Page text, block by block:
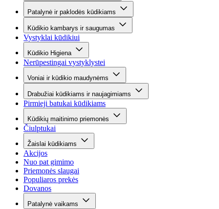
Patalynė ir paklodės kūdikiams
Kūdikio kambarys ir saugumas
Vystyklai kūdikiui
Kūdikio Higiena
Nerūpestingai vystyklystei
Voniai ir kūdikio maudynėms
Drabužiai kūdikiams ir naujagimiams
Pirmieji batukai kūdikiams
Kūdikių maitinimo priemonės
Čiulptukai
Žaislai kūdikiams
Akcijos
Nuo pat gimimo
Priemonės slaugai
Populiaros prekės
Dovanos
Patalynė vaikams